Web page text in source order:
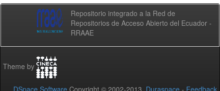
Repositorio integrado a la Red de
Repositorios de Acceso Abierto del Ecuador -
RRAAE
Theme by
DSpace Software Copyright © 2002-2013 Duraspace - Feedback